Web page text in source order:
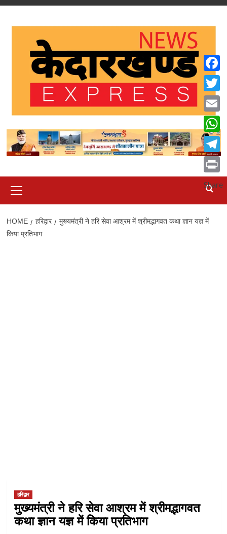
Skip
Menu
HOME हरिद्वार
मुख्यमंत्री ने हरि सेवा आश्रम में श्रीमद्भागवत कथा ज्ञान यज्ञ में
किया प्रतिभाग
हरिद्वार
मुख्यमंत्री ने हरि सेवा आश्रम में श्रीमद्भागवत
कथा ज्ञान यज्ञ में किया प्रतिभाग
Email
Print
Share